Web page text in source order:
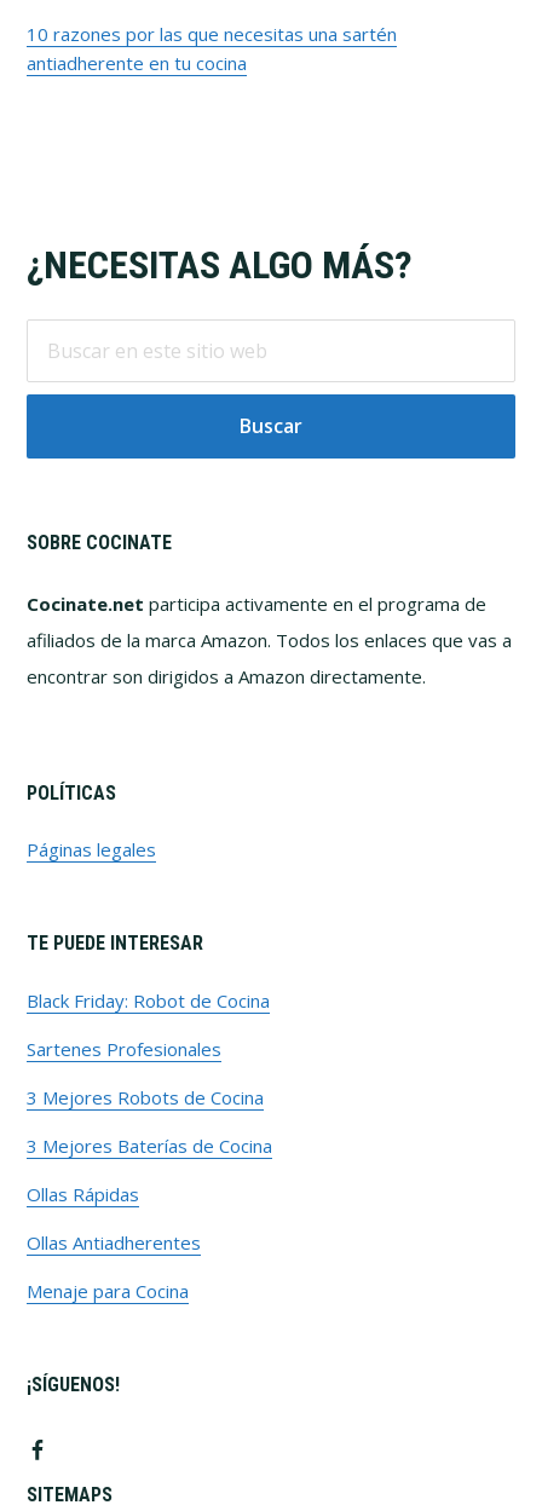
10 razones por las que necesitas una sartén
antiadherente en tu cocina
Footer
¿NECESITAS ALGO MÁS?
este
SOBRE COCINATE
Cocinate.net participa activamente en el programa de
afiliados de la marca Amazon. Todos los enlaces que vas a
encontrar son dirigidos a Amazon directamente.
POLÍTICAS
Páginas legales
TE PUEDE INTERESAR
Black Friday: Robot de Cocina
Sartenes Profesionales
3 Mejores Robots de Cocina
3 Mejores Baterías de Cocina
Ollas Rápidas
Ollas Antiadherentes
Menaje para Cocina
¡SÍGUENOS!
SITEMAPS